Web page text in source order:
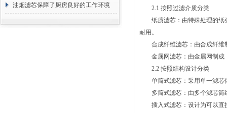
断
油烟滤芯保障了厨房良好的工作环境
2.1 按照过滤介质分类
纸质滤芯：由特殊处理的纸张
耐用。
合成纤维滤芯：由合成纤维
金属网滤芯：由金属网制成，
2.2 按照结构设计分类
单筒式滤芯：采用单一滤芯
多筒式滤芯：由多个滤芯筒
插入式滤芯：设计为可以直